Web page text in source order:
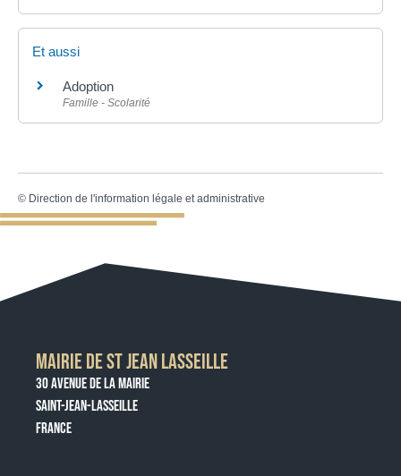
Et aussi
Adoption
Famille - Scolarité
© Direction de l'information légale et administrative
MAIRIE DE ST JEAN LASSEILLE
30 AVENUE DE LA MAIRIE
SAINT-JEAN-LASSEILLE
FRANCE